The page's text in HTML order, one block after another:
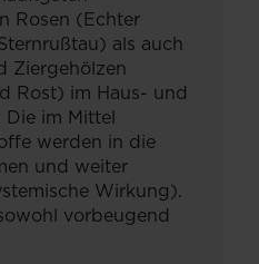
Rosen (Echter
als auch
Ziergehölzen
Rost) im Haus- und
Die im Mittel
werden in die
und weiter
Wirkung).
vorbeugend